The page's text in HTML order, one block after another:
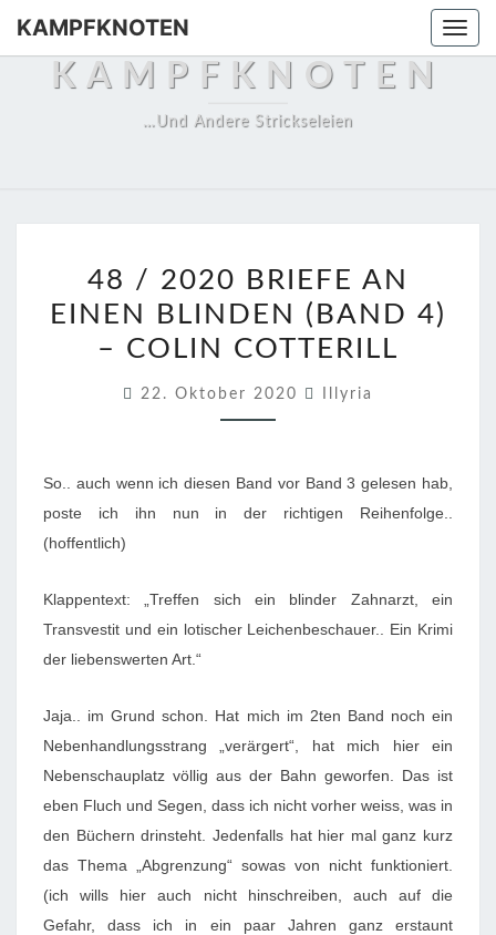
Skip
content
KAMPFKNOTEN
KAMPFKNOTEN
…und Andere Strickseleien
8
/
2
2
R
I
I
N
E
N
L
48 / 2020 BRIEFE AN
EINEN BLINDEN (BAND 4)
– COLIN COTTERILL
22. Oktober 2020 Illyria
So.. auch wenn ich diesen Band vor Band 3 gelesen hab,
poste ich ihn nun in der richtigen Reihenfolge..
(hoffentlich)
Klappentext: „Treffen sich ein blinder Zahnarzt, ein
Transvestit und ein lotischer Leichenbeschauer.. Ein Krimi
der liebenswerten Art.“
Jaja.. im Grund schon. Hat mich im 2ten Band noch ein
Nebenhandlungsstrang „verärgert“, hat mich hier ein
Nebenschauplatz völlig aus der Bahn geworfen. Das ist
eben Fluch und Segen, dass ich nicht vorher weiss, was in
den Büchern drinsteht. Jedenfalls hat hier mal ganz kurz
das Thema „Abgrenzung“ sowas von nicht funktioniert.
(ich wills hier auch nicht hinschreiben, auch auf die
Gefahr, dass ich in ein paar Jahren ganz erstaunt